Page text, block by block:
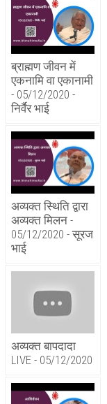
ब्राह्मण जीवन में
एकनामि वा एकानामी
- 05/12/2020 -
निर्वैर भाई
अव्यक्त स्थिति द्वारा
अव्यक्त मिलन -
05/12/2020 - सूरज
भाई
अव्यक्त बापदादा
LIVE - 05/12/2020